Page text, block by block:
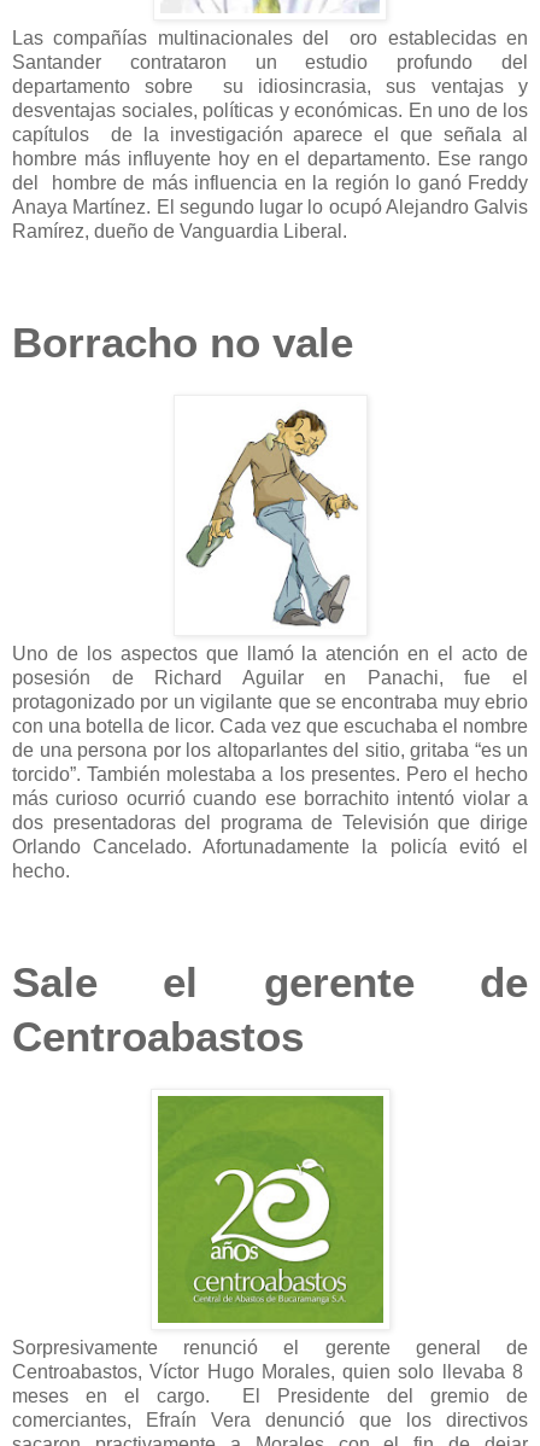
Las compañías multinacionales del oro establecidas en
Santander contrataron un estudio profundo del
departamento sobre su idiosincrasia, sus ventajas y
desventajas sociales, políticas y económicas. En uno de los
capítulos de la investigación aparece el que señala al
hombre más influyente hoy en el departamento. Ese rango
del hombre de más influencia en la región lo ganó Freddy
Anaya Martínez. El segundo lugar lo ocupó Alejandro Galvis
Ramírez, dueño de Vanguardia Liberal.
Borracho no vale
Uno de los aspectos que llamó la atención en el acto de
posesión de Richard Aguilar en Panachi, fue el
protagonizado por un vigilante que se encontraba muy ebrio
con una botella de licor. Cada vez que escuchaba el nombre
de una persona por los altoparlantes del sitio, gritaba “es un
torcido”. También molestaba a los presentes. Pero el hecho
más curioso ocurrió cuando ese borrachito intentó violar a
dos presentadoras del programa de Televisión que dirige
Orlando Cancelado. Afortunadamente la policía evitó el
hecho.
Sale el gerente de
Centroabastos
Sorpresivamente renunció el gerente general de
Centroabastos, Víctor Hugo Morales, quien solo llevaba 8
meses en el cargo. El Presidente del gremio de
comerciantes, Efraín Vera denunció que los directivos